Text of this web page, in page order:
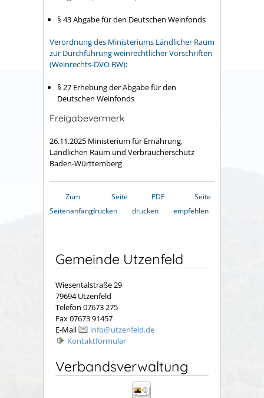
§ 43 Abgabe für den Deutschen Weinfonds
Verordnung des Ministeriums Ländlicher Raum
zur Durchführung weinrechtlicher Vorschriften
(Weinrechts-DVO BW):
§ 27 Erhebung der Abgabe für den
Deutschen Weinfonds
Freigabevermerk
26.11.2025 Ministerium für Ernährung,
Ländlichen Raum und Verbraucherschutz
Baden-Württemberg
Zum
Seitenanfang
Seite
drucken
PDF
drucken
Seite
empfehlen
Gemeinde Utzenfeld
Wiesentalstraße 29
79694 Utzenfeld
Telefon 07673 275
Fax 07673 91457
E-Mail
info@utzenfeld.de
Kontaktformular
Verbandsverwaltung